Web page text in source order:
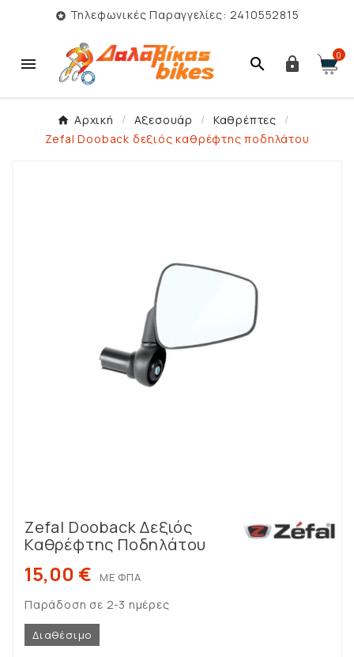
 Τηλεφωνικές Παραγγελίες: 2410552815
   0
Αρχική Αξεσουάρ
Καθρέπτες
Zefal Dooback δεξιός καθρέφτης ποδηλάτου
Zefal Dooback Δεξιός
Καθρέφτης Ποδηλάτου
15,00 € ΜΕ ΦΠΑ
Παράδοση σε 2-3 ημέρες
Διαθέσιμο